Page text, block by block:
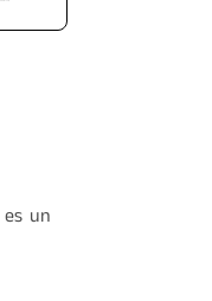
es un